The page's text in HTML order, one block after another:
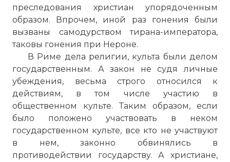
преследования христиан упорядоченным
образом. Впрочем, иной раз гонения были
вызваны самодурством тирана-императора,
таковы гонения при Нероне.
В Риме дела религии, культа были делом
государственным. А закон не судя личные
убеждения, весьма строго относился к
действиям, в том числе участию в
общественном культе. Таким образом, если
было положено участвовать в неком
государственном культе, все кто не участвуют
в нем, законно обвинялись в
противодействии государству. А христиане,